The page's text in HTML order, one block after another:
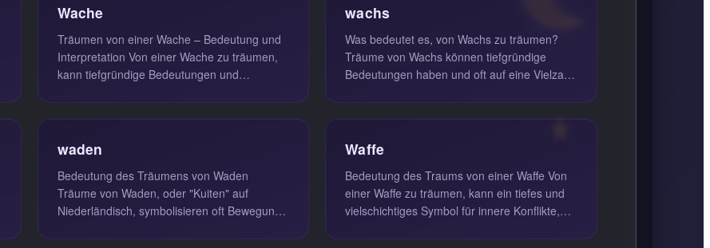
Wache
Träumen von einer Wache – Bedeutung und
Interpretation Von einer Wache zu träumen,
kann tiefgründige Bedeutungen und
wachs
Was bedeutet es, von Wachs zu träumen?
Träume von Wachs können tiefgründige
Bedeutungen haben und oft auf eine Vielzahl
waden
Bedeutung des Träumens von Waden
Träume von Waden, oder "Kuiten" auf
Niederländisch, symbolisieren oft Bewegung
Waffe
Bedeutung des Traums von einer Waffe Von
einer Waffe zu träumen, kann ein tiefes und
vielschichtiges Symbol für innere Konflikte,